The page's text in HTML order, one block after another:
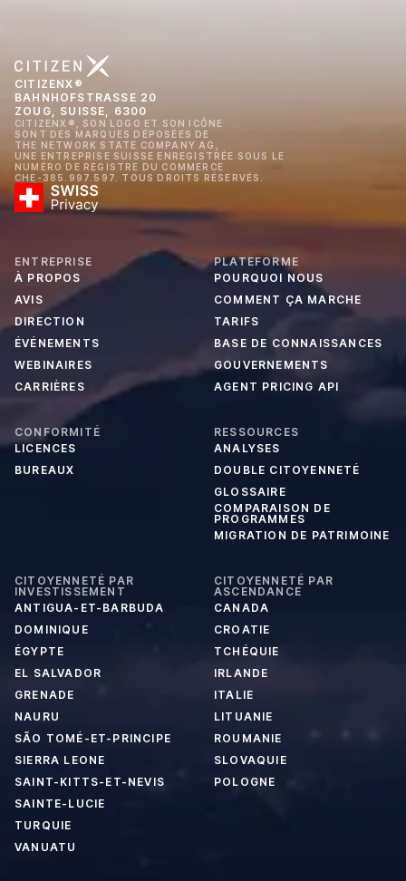
CITIZENX®
BAHNHOFSTRASSE 20
ZOUG, SUISSE, 6300
CITIZENX®, SON LOGO ET SON ICÔNE
SONT DES MARQUES DÉPOSÉES DE
THE NETWORK STATE COMPANY AG,
UNE ENTREPRISE SUISSE ENREGISTRÉE SOUS LE
NUMÉRO DE REGISTRE DU COMMERCE
CHE-385.997.597. TOUS DROITS RÉSERVÉS.
ENTREPRISE
À PROPOS
AVIS
DIRECTION
ÉVÉNEMENTS
WEBINAIRES
CARRIÈRES
PLATEFORME
POURQUOI NOUS
COMMENT ÇA MARCHE
TARIFS
BASE DE CONNAISSANCES
GOUVERNEMENTS
AGENT PRICING API
CONFORMITÉ
LICENCES
BUREAUX
RESSOURCES
ANALYSES
DOUBLE CITOYENNETÉ
GLOSSAIRE
COMPARAISON DE
PROGRAMMES
MIGRATION DE PATRIMOINE
CITOYENNETÉ PAR
INVESTISSEMENT
ANTIGUA-ET-BARBUDA
DOMINIQUE
ÉGYPTE
EL SALVADOR
GRENADE
NAURU
SÃO TOMÉ-ET-PRINCIPE
SIERRA LEONE
SAINT-KITTS-ET-NEVIS
SAINTE-LUCIE
TURQUIE
VANUATU
CITOYENNETÉ PAR
ASCENDANCE
CANADA
CROATIE
TCHÉQUIE
IRLANDE
ITALIE
LITUANIE
ROUMANIE
SLOVAQUIE
POLOGNE